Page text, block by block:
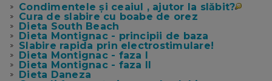
Condimentele şi ceaiul , ajutor la slăbit?
Cura de slabire cu boabe de orez
Dieta South Beach
Dieta Montignac - principii de baza
Slabire rapida prin electrostimulare!
Dieta Montignac - faza I
Dieta Montignac - faza II
Dieta Daneza